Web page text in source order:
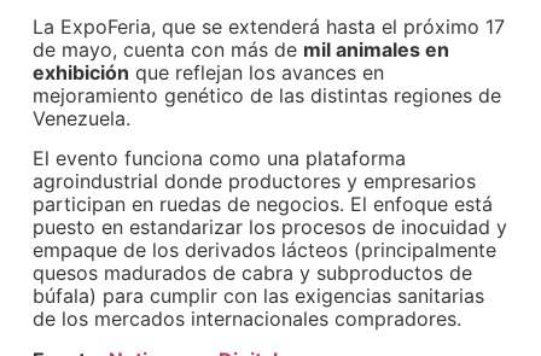
La ExpoFeria, que se extenderá hasta el próximo 17
de mayo, cuenta con más de mil animales en
exhibición que reflejan los avances en
mejoramiento genético de las distintas regiones de
Venezuela.
El evento funciona como una plataforma
agroindustrial donde productores y empresarios
participan en ruedas de negocios. El enfoque está
puesto en estandarizar los procesos de inocuidad y
empaque de los derivados lácteos (principalmente
quesos madurados de cabra y subproductos de
búfala) para cumplir con las exigencias sanitarias
de los mercados internacionales compradores.